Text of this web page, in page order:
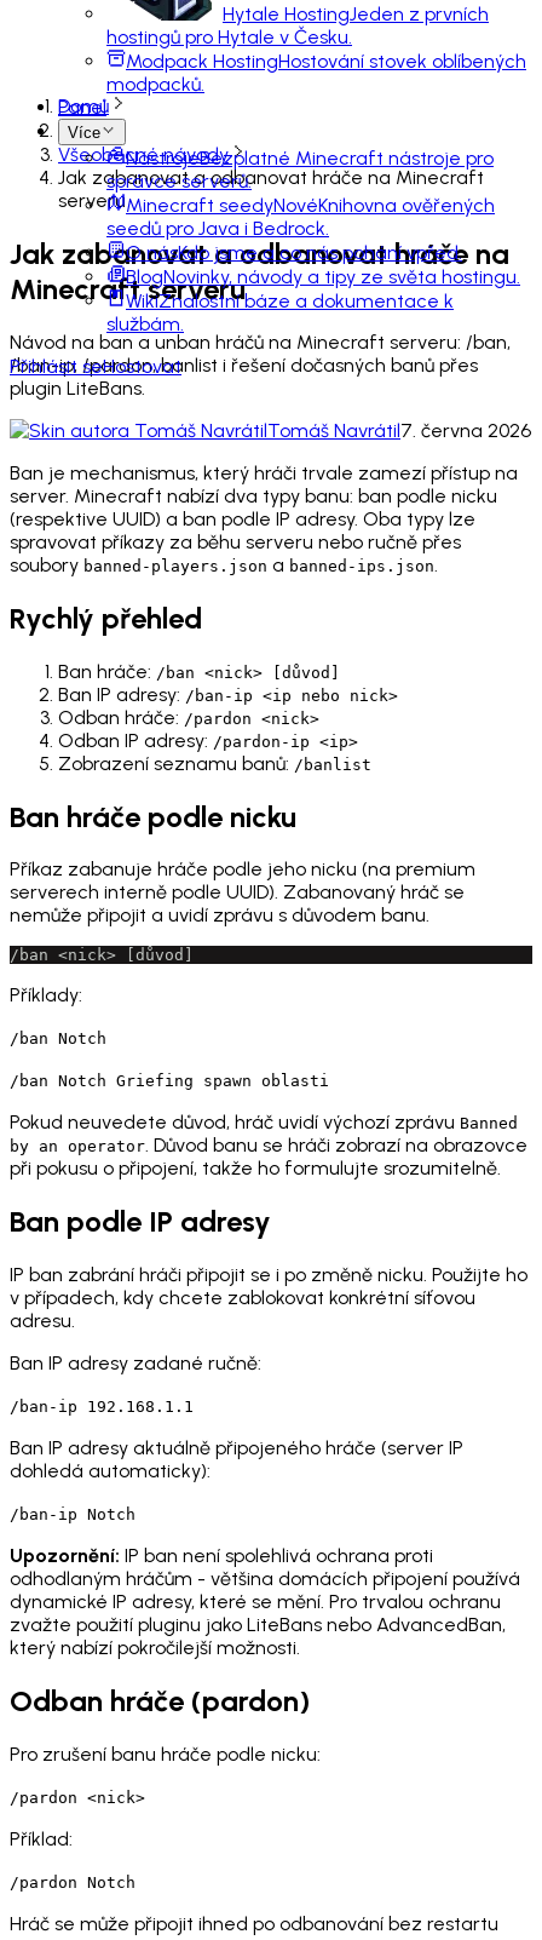
Hytale HostingJeden z prvních
hostingů pro Hytale v Česku.
Modpack HostingHostování stovek oblíbených
modpacků.
Panel
Více
NástrojeBezplatné Minecraft nástroje pro
správce serverů.
Minecraft seedyNovéKnihovna ověřených
seedů pro Java i Bedrock.
O násKdo jsme a co nás pohání vpřed.
BlogNovinky, návody a tipy ze světa hostingu.
WikiZnalostní báze a dokumentace k
službám.
Přihlásit seHostovat
Domů
Wiki
Všeobecné návody
Jak zabanovat a odbanovat hráče na Minecraft
serveru
Jak zabanovat a odbanovat hráče na
Minecraft serveru
Návod na ban a unban hráčů na Minecraft serveru: /ban,
/ban-ip, /pardon, banlist i řešení dočasných banů přes
plugin LiteBans.
Tomáš Navrátil7. června 2026
Ban je mechanismus, který hráči trvale zamezí přístup na
server. Minecraft nabízí dva typy banu: ban podle nicku
(respektive UUID) a ban podle IP adresy. Oba typy lze
spravovat příkazy za běhu serveru nebo ručně přes
soubory banned-players.json a banned-ips.json
Rychlý přehled
Ban hráče: /ban <nick> [důvod]
Ban IP adresy: /ban-ip <ip nebo nick>
Odban hráče: /pardon <nick>
Odban IP adresy: /pardon-ip <ip>
Zobrazení seznamu banů: /banlist
Ban hráče podle nicku
Příkaz zabanuje hráče podle jeho nicku (na premium
serverech interně podle UUID). Zabanovaný hráč se
nemůže připojit a uvidí zprávu s důvodem banu.
/ban <nick> [důvod]
Příklady:
/ban Notch
/ban Notch Griefing spawn oblasti
Pokud neuvedete důvod, hráč uvidí výchozí zprávu Banned
by an operator. Důvod banu se hráči zobrazí na obrazovce
při pokusu o připojení, takže ho formulujte srozumitelně.
Ban podle IP adresy
IP ban zabrání hráči připojit se i po změně nicku. Použijte ho
v případech, kdy chcete zablokovat konkrétní síťovou
adresu.
Ban IP adresy zadané ručně:
/ban-ip 192.168.1.1
Ban IP adresy aktuálně připojeného hráče (server IP
dohledá automaticky):
/ban-ip Notch
Upozornění: IP ban není spolehlivá ochrana proti
odhodlaným hráčům - většina domácích připojení používá
dynamické IP adresy, které se mění. Pro trvalou ochranu
zvažte použití pluginu jako LiteBans nebo AdvancedBan,
který nabízí pokročilejší možnosti.
Odban hráče (pardon)
Pro zrušení banu hráče podle nicku:
/pardon <nick>
Příklad:
/pardon Notch
Hráč se může připojit ihned po odbanování bez restartu